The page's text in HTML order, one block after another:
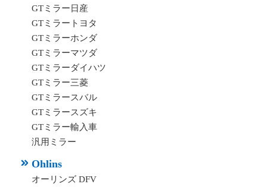
GTミラー日産
GTミラートヨタ
GTミラーホンダ
GTミラーマツダ
GTミラーダイハツ
GTミラー三菱
GTミラースバル
GTミラースズキ
GTミラー輸入車
汎用ミラー
Ohlins
オーリンズ DFV